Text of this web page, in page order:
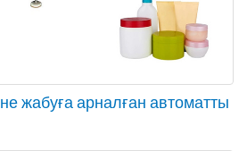
жабуға арналған автоматты